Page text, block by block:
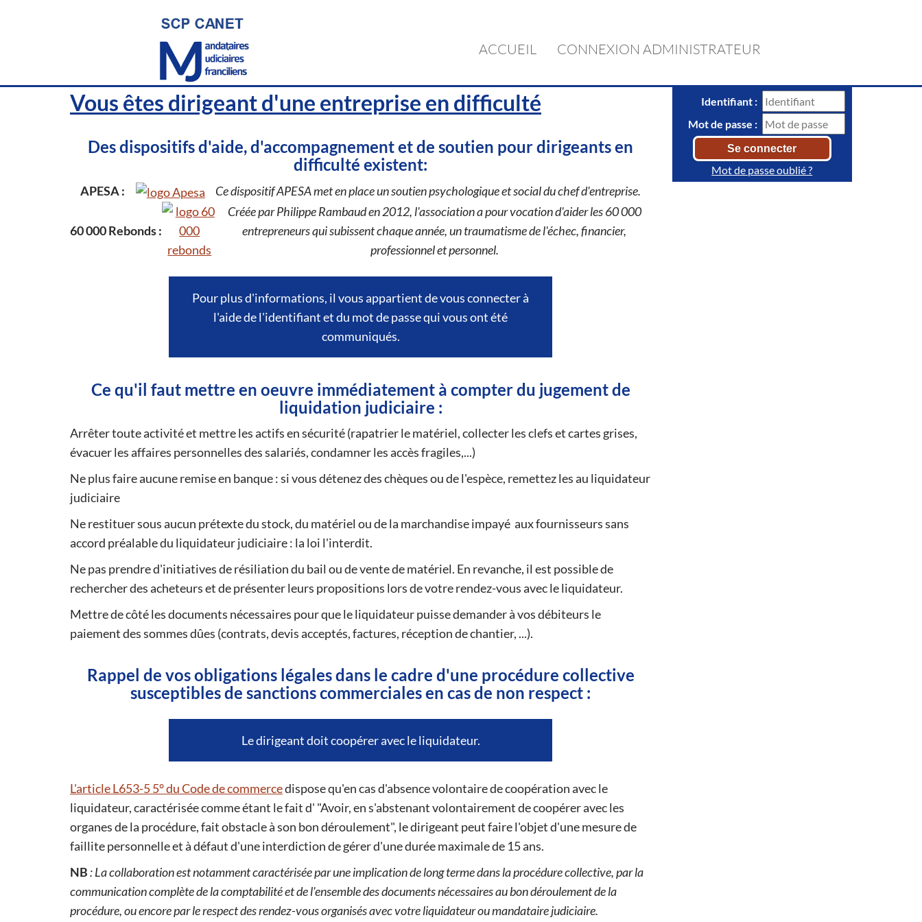
ACCUEIL CONNEXION ADMINISTRATEUR
Identifiant :
Mot de passe :
Mot de passe oublié ?
Vous êtes dirigeant d'une entreprise en difficulté
Des dispositifs d'aide, d'accompagnement et de soutien pour dirigeants en
difficulté existent:
APESA : Ce dispositif APESA met en place un soutien psychologique et social du chef d'entreprise.
60 000 Rebonds :
Créée par Philippe Rambaud en 2012, l'association a pour vocation d'aider les 60 000
entrepreneurs qui subissent chaque année, un traumatisme de l'échec, financier,
professionnel et personnel.
Pour plus d'informations, il vous appartient de vous connecter à
l'aide de l'identifiant et du mot de passe qui vous ont été
communiqués.
Ce qu'il faut mettre en oeuvre immédiatement à compter du jugement de
liquidation judiciaire :
Arrêter toute activité et mettre les actifs en sécurité (rapatrier le matériel, collecter les clefs et cartes grises,
évacuer les affaires personnelles des salariés, condamner les accès fragiles,...)
Ne plus faire aucune remise en banque : si vous détenez des chèques ou de l'espèce, remettez les au liquidateur
judiciaire
Ne restituer sous aucun prétexte du stock, du matériel ou de la marchandise impayé aux fournisseurs sans
accord préalable du liquidateur judiciaire : la loi l'interdit.
Ne pas prendre d'initiatives de résiliation du bail ou de vente de matériel. En revanche, il est possible de
rechercher des acheteurs et de présenter leurs propositions lors de votre rendez-vous avec le liquidateur.
Mettre de côté les documents nécessaires pour que le liquidateur puisse demander à vos débiteurs le
paiement des sommes dûes (contrats, devis acceptés, factures, réception de chantier, ...).
Rappel de vos obligations légales dans le cadre d'une procédure collective
susceptibles de sanctions commerciales en cas de non respect :
Le dirigeant doit coopérer avec le liquidateur.
L'article L653-5 5° du Code de commercedispose qu'en cas d'absence volontaire de coopération avec le
liquidateur, caractérisée comme étant le fait d' "Avoir, en s'abstenant volontairement de coopérer avec les
organes de la procédure, fait obstacle à son bon déroulement", le dirigeant peut faire l'objet d'une mesure de
faillite personnelle et à défaut d'une interdiction de gérer d'une durée maximale de 15 ans.
NB: La collaboration est notamment caractérisée par une implication de long terme dans la procédure collective, par la
communication complète de la comptabilité et de l'ensemble des documents nécessaires au bon déroulement de la
procédure, ou encore par le respect des rendez-vous organisés avec votre liquidateur ou mandataire judiciaire.